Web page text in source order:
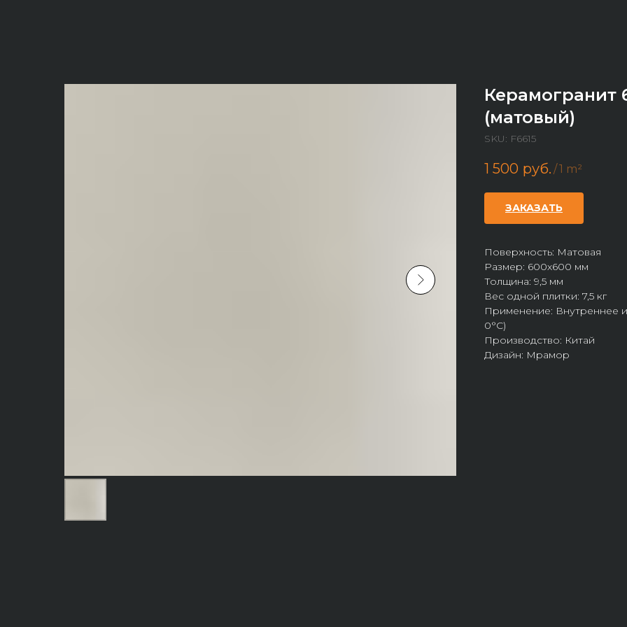
Керамогранит
(матовый)
SKU: F6615
1 500 руб. /1 m²
ЗАКАЗАТЬ
Поверхность: Матовая
Размер: 600х600 мм
Толщина: 9,5 мм
Вес одной плитки: 7,5 кг
Применение: Внутреннее
0°С)
Производство: Китай
Дизайн: Мрамор